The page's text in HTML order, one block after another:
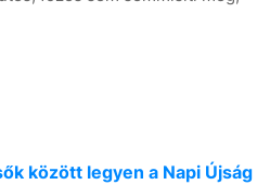
között legyen a Napi Újság